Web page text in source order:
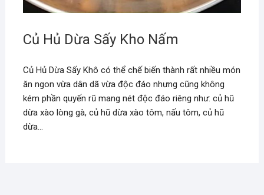
Củ Hủ Dừa Sấy Kho Nấm
Củ Hủ Dừa Sấy Khô có thể chế biến thành rất nhiều món
ăn ngon vừa dân dã vừa độc đáo nhưng cũng không
kém phần quyến rũ mang nét độc đáo riêng như: củ hũ
dừa xào lòng gà, củ hũ dừa xào tôm, nấu tôm, củ hũ
dừa…